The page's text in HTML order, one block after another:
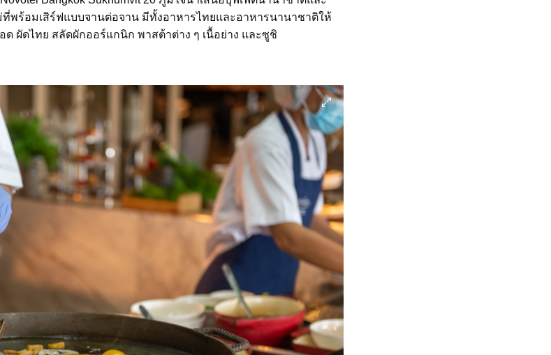
พร้อมเสิร์ฟแบบจานต่อจาน มีทั้งอาหารไทยและอาหารนานาชาติให้
ด ผัดไทย สลัดผักออร์แกนิก พาสต้าต่าง ๆ เนื้อย่าง และซูชิ